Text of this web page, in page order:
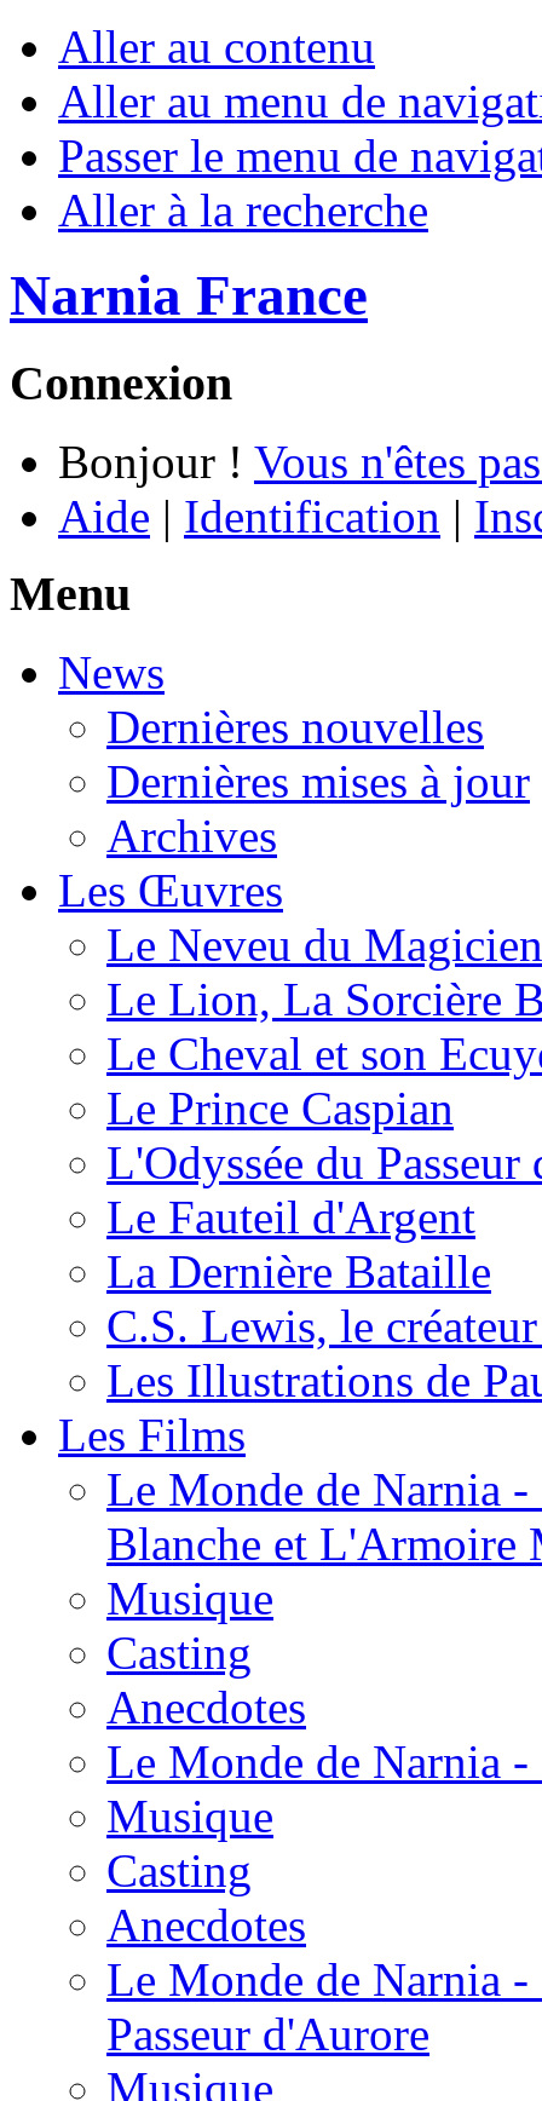
Aller au contenu
Aller au menu de
Passer le menu de
Aller à la recherche
Narnia France
Connexion
Bonjour ! Vous n'êtes
Aide | Identification |
Menu
News
Dernières nouvelles
Dernières mises à jour
Archives
Les Œuvres
Le Neveu du Magicien
Le Lion, La Sorcière
Le Cheval et son
Le Prince Caspian
L'Odyssée du
Le Fauteil d'Argent
La Dernière Bataille
C.S. Lewis, le
Les Illustrations de
Les Films
Le Monde de Narnia
Blanche et L'Armoire
Musique
Casting
Anecdotes
Le Monde de Narnia
Musique
Casting
Anecdotes
Le Monde de Narnia
Passeur d'Aurore
Musique